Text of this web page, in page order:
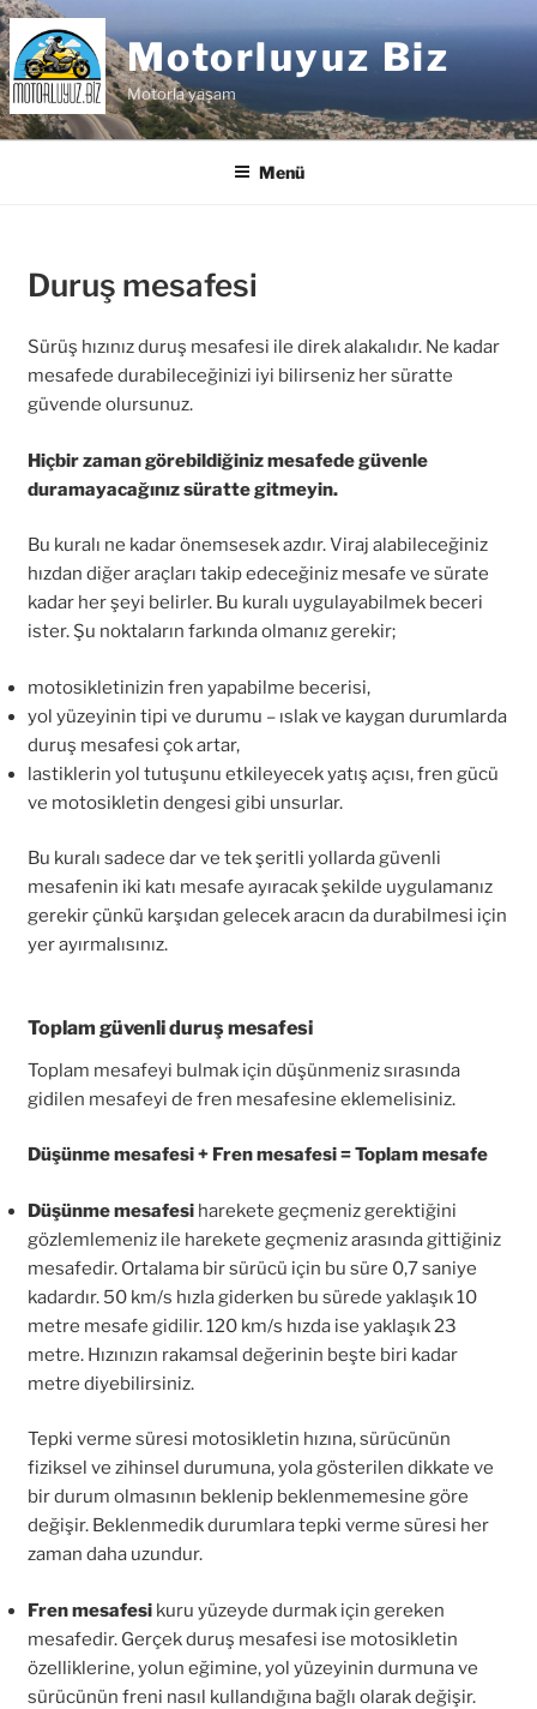
İçeriğe
geç
Motorluyuz Biz
Motorla yaşam
Menü
Duruş mesafesi
Sürüş hızınız duruş mesafesi ile direk alakalıdır. Ne kadar
mesafede durabileceğinizi iyi bilirseniz her süratte
güvende olursunuz.
Hiçbir zaman görebildiğiniz mesafede güvenle
duramayacağınız süratte gitmeyin.
Bu kuralı ne kadar önemsesek azdır. Viraj alabileceğiniz
hızdan diğer araçları takip edeceğiniz mesafe ve sürate
kadar her şeyi belirler. Bu kuralı uygulayabilmek beceri
ister. Şu noktaların farkında olmanız gerekir;
motosikletinizin fren yapabilme becerisi,
yol yüzeyinin tipi ve durumu – ıslak ve kaygan durumlarda
duruş mesafesi çok artar,
lastiklerin yol tutuşunu etkileyecek yatış açısı, fren gücü
ve motosikletin dengesi gibi unsurlar.
Bu kuralı sadece dar ve tek şeritli yollarda güvenli
mesafenin iki katı mesafe ayıracak şekilde uygulamanız
gerekir çünkü karşıdan gelecek aracın da durabilmesi için
yer ayırmalısınız.
Toplam güvenli duruş mesafesi
Toplam mesafeyi bulmak için düşünmeniz sırasında
gidilen mesafeyi de fren mesafesine eklemelisiniz.
Düşünme mesafesi + Fren mesafesi = Toplam mesafe
Düşünme mesafesi harekete geçmeniz gerektiğini
gözlemlemeniz ile harekete geçmeniz arasında gittiğiniz
mesafedir. Ortalama bir sürücü için bu süre 0,7 saniye
kadardır. 50 km/s hızla giderken bu sürede yaklaşık 10
metre mesafe gidilir. 120 km/s hızda ise yaklaşık 23
metre. Hızınızın rakamsal değerinin beşte biri kadar
metre diyebilirsiniz.
Tepki verme süresi motosikletin hızına, sürücünün
fiziksel ve zihinsel durumuna, yola gösterilen dikkate ve
bir durum olmasının beklenip beklenmemesine göre
değişir. Beklenmedik durumlara tepki verme süresi her
zaman daha uzundur.
Fren mesafesikuru yüzeyde durmak için gereken
mesafedir. Gerçek duruş mesafesi ise motosikletin
özelliklerine, yolun eğimine, yol yüzeyinin durmuna ve
sürücünün freni nasıl kullandığına bağlı olarak değişir.